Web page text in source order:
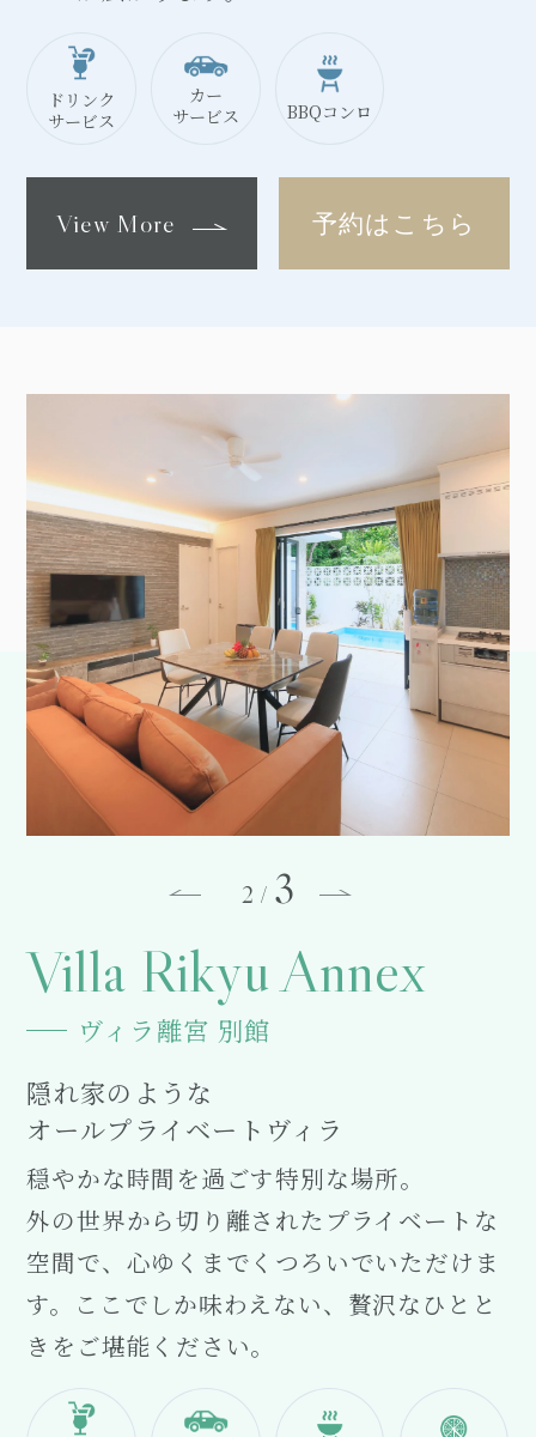
ドリンク
サービス
カー
サービス
BBQコンロ
View More 予約はこちら
3 / 3
Villa Rikyu Annex
ヴィラ離宮 別館
隠れ家のような
オールプライベートヴィラ
穏やかな時間を過ごす特別な場所。
外の世界から切り離されたプライベートな
空間で、心ゆくまでくつろいでいただけま
す。ここでしか味わえない、贅沢なひとと
きをご堪能ください。